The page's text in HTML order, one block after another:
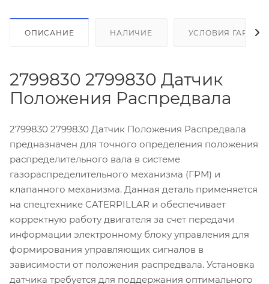
ОПИСАНИЕ НАЛИЧИЕ УСЛОВИЯ
2799830 2799830 Датчик
Положения Распредвала
2799830 2799830 Датчик Положения Распредвала
предназначен для точного определения положения
распределительного вала в системе
газораспределительного механизма (ГРМ) и
клапанного механизма. Данная деталь применяется
на спецтехнике CATERPILLAR и обеспечивает
корректную работу двигателя за счет передачи
информации электронному блоку управления для
формирования управляющих сигналов в
зависимости от положения распредвала. Установка
датчика требуется для поддержания оптимального